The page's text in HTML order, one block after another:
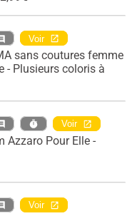
Voir
sans coutures femme
- Plusieurs coloris à
Voir
Azzaro Pour Elle -
Voir